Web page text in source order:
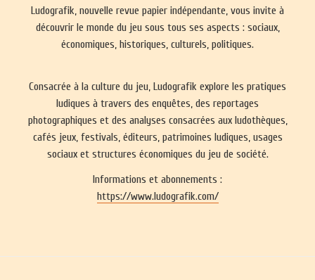
Ludografik, nouvelle revue papier indépendante, vous invite à
découvrir le monde du jeu sous tous ses aspects : sociaux,
économiques, historiques, culturels, politiques.
Consacrée à la culture du jeu, Ludografik explore les pratiques
ludiques à travers des enquêtes, des reportages
photographiques et des analyses consacrées aux ludothèques,
cafés jeux, festivals, éditeurs, patrimoines ludiques, usages
sociaux et structures économiques du jeu de société.
Informations et abonnements :
https://www.ludografik.com/